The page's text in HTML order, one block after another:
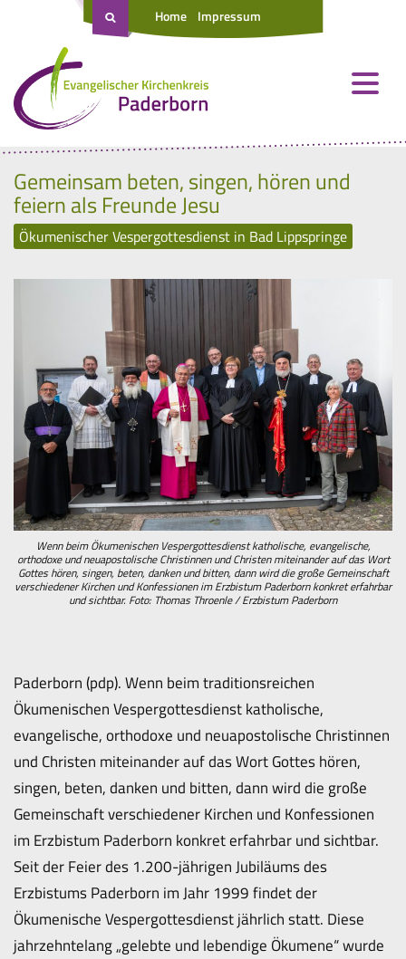
Home Impressum
Gemeinsam beten, singen, hören und
feiern als Freunde Jesu
Ökumenischer Vespergottesdienst in Bad Lippspringe
Wenn beim Ökumenischen Vespergottesdienst katholische, evangelische,
orthodoxe und neuapostolische Christinnen und Christen miteinander auf das Wort
Gottes hören, singen, beten, danken und bitten, dann wird die große Gemeinschaft
verschiedener Kirchen und Konfessionen im Erzbistum Paderborn konkret erfahrbar
und sichtbar. Foto: Thomas Throenle / Erzbistum Paderborn
Paderborn (pdp). Wenn beim traditionsreichen
Ökumenischen Vespergottesdienst katholische,
evangelische, orthodoxe und neuapostolische Christinnen
und Christen miteinander auf das Wort Gottes hören,
singen, beten, danken und bitten, dann wird die große
Gemeinschaft verschiedener Kirchen und Konfessionen
im Erzbistum Paderborn konkret erfahrbar und sichtbar.
Seit der Feier des 1.200-jährigen Jubiläums des
Erzbistums Paderborn im Jahr 1999 findet der
Ökumenische Vespergottesdienst jährlich statt. Diese
jahrzehntelang „gelebte und lebendige Ökumene“ wurde